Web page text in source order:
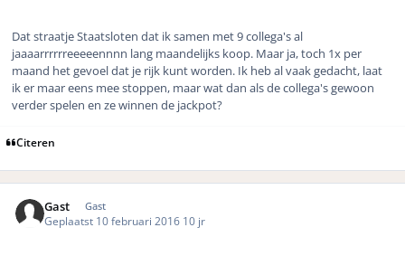
Dat straatje Staatsloten dat ik samen met 9 collega's al
jaaaarrrrrreeeeennnn lang maandelijks koop. Maar ja, toch 1x per
maand het gevoel dat je rijk kunt worden. Ik heb al vaak gedacht, laat
ik er maar eens mee stoppen, maar wat dan als de collega's gewoon
verder spelen en ze winnen de jackpot?
Citeren
Gast Gast
Geplaatst 10 februari 2016 10 jr